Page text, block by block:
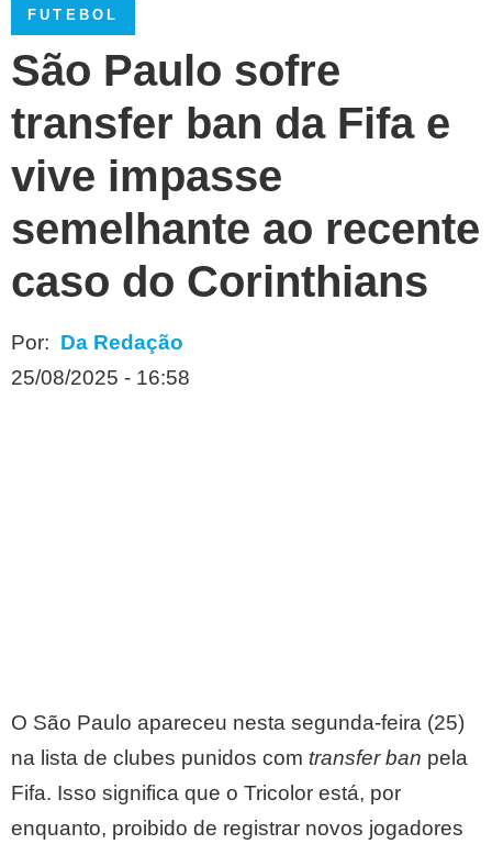
FUTEBOL
São Paulo sofre
transfer ban da Fifa e
vive impasse
semelhante ao recente
caso do Corinthians
Por: Da Redação
25/08/2025 - 16:58
O São Paulo apareceu nesta segunda-feira (25)
na lista de clubes punidos com transfer ban pela
Fifa. Isso significa que o Tricolor está, por
enquanto, proibido de registrar novos jogadores